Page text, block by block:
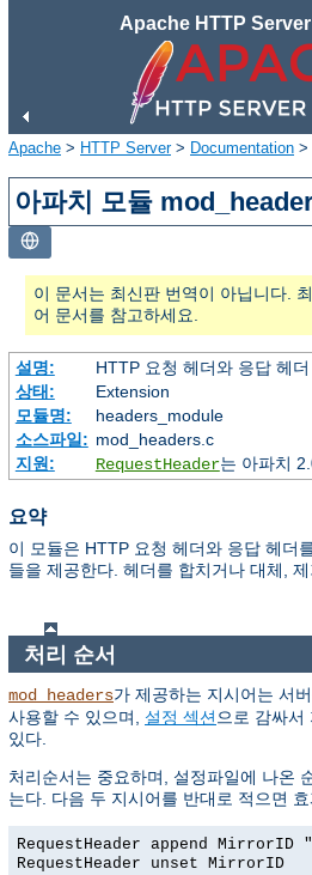
Apache HTTP
Apache > HTTP Server> Documentation >
아파치 모듈
이 문서는 최신판 번역이 아닙니다.
어 문서를 참고하세요.
설명:
HTTP 요청 헤더와 응답 헤더
상태:
Extension
모듈명:
headers_module
소스파일: mod_headers.c
지원:
RequestHeader는 아파치
요약
이 모듈은 HTTP 요청 헤더와 응답 헤더
들을 제공한다. 헤더를 합치거나 대체, 제
처리 순서
mod_headers가 제공하는 지시어는 서
사용할 수 있으며, 설정 섹션으로 감싸서
있다.
처리순서는 중요하며, 설정파일에 나온
는다. 다음 두 지시어를 반대로 적으면
RequestHeader append MirrorID
RequestHeader unset MirrorID